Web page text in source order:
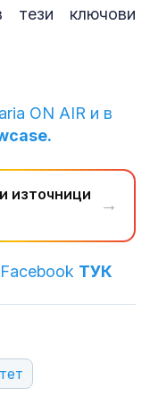
тези ключови
ON AIR и в
източници
→
ТУК